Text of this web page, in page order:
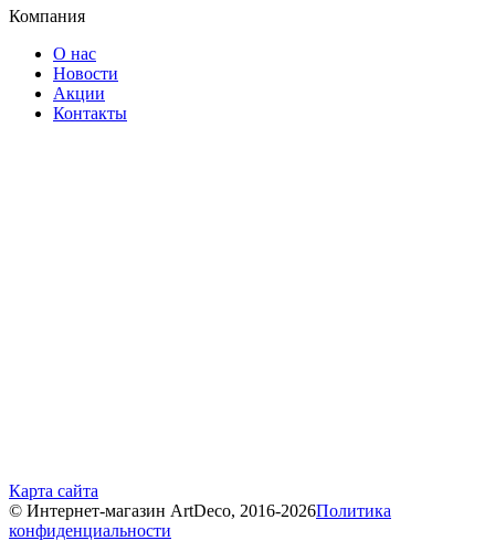
Компания
О нас
Новости
Акции
Контакты
Карта сайта
© Интернет-магазин ArtDeco, 2016-2026Политика
конфиденциальности